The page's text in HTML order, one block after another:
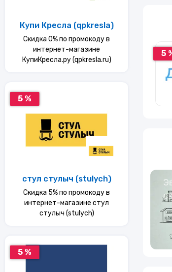
Красота и
5
Купи Кресла (qpkresla)
Скидка 0% по промокоду в
интернет-магазине
КупиКресла.ру (qpkresla.ru)
5 %
стул стулыч (stulych)
Скидка 5% по промокоду в
интернет-магазине стул
стулыч (stulych)
5 %